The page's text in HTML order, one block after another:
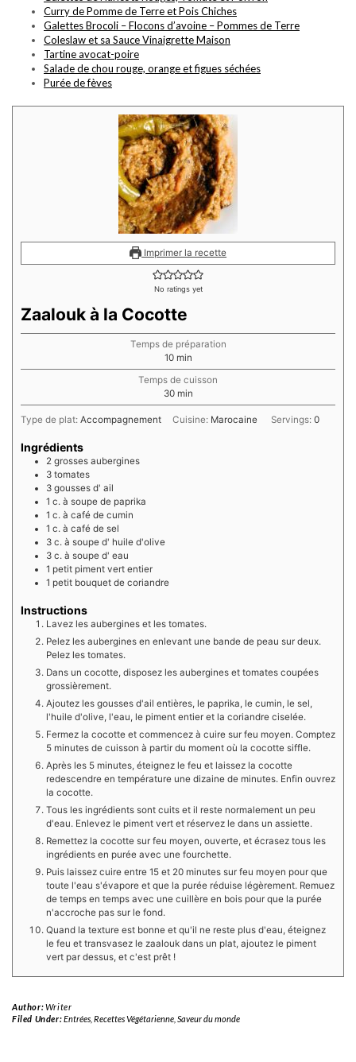
Curry de Pomme de Terre et Pois Chiches
Galettes Brocoli – Flocons d’avoine – Pommes de Terre
Coleslaw et sa Sauce Vinaigrette Maison
Tartine avocat-poire
Salade de chou rouge, orange et figues séchées
Purée de fèves
Imprimer la recette
No ratings yet
Zaalouk à la Cocotte
Temps de préparation
10minutes
min
Temps de cuisson
30minutes
min
Type de plat: Accompagnement Cuisine: Marocaine Servings:0
Ingrédients
2 grosses aubergines
3 tomates
3 gousses d' ail
1 c. à soupe de paprika
1 c. à café de cumin
1 c. à café de sel
3 c. à soupe d' huile d'olive
3 c. à soupe d' eau
1 petit piment vert entier
1 petit bouquet de coriandre
Instructions
Lavez les aubergines et les tomates.
Pelez les aubergines en enlevant une bande de peau sur deux.
Pelez les tomates.
Dans un cocotte, disposez les aubergines et tomates coupées
grossièrement.
Ajoutez les gousses d'ail entières, le paprika, le cumin, le sel,
l'huile d'olive, l'eau, le piment entier et la coriandre ciselée.
Fermez la cocotte et commencez à cuire sur feu moyen. Comptez
5 minutes de cuisson à partir du moment où la cocotte siffle.
Après les 5 minutes, éteignez le feu et laissez la cocotte
redescendre en température une dizaine de minutes. Enfin ouvrez
la cocotte.
Tous les ingrédients sont cuits et il reste normalement un peu
d'eau. Enlevez le piment vert et réservez le dans un assiette.
Remettez la cocotte sur feu moyen, ouverte, et écrasez tous les
ingrédients en purée avec une fourchette.
Puis laissez cuire entre 15 et 20 minutes sur feu moyen pour que
toute l'eau s'évapore et que la purée réduise légèrement. Remuez
de temps en temps avec une cuillère en bois pour que la purée
n'accroche pas sur le fond.
Quand la texture est bonne et qu'il ne reste plus d'eau, éteignez
le feu et transvasez le zaalouk dans un plat, ajoutez le piment
vert par dessus, et c'est prêt !
Author:Writer
Filed Under:Entrées, Recettes Végétarienne, Saveur du monde